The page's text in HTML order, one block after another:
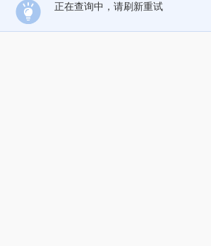
正在查询中，请刷新重试